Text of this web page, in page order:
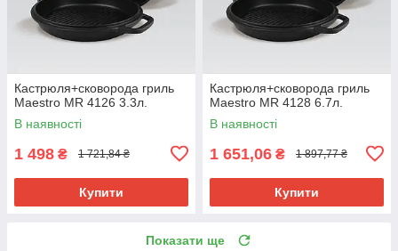
Кастрюля+сковорода гриль
Maestro MR 4126 3.3л.
В наявності
1 498 ₴ 1 721,84 ₴
Купити
Кастрюля+сковорода гриль
Maestro MR 4128 6.7л.
В наявності
1 651,06 ₴ 1 897,77 ₴
Купити
Показати ще